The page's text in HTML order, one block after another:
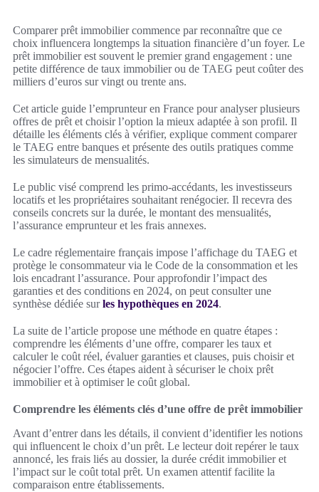
Comparer prêt immobilier commence par reconnaître que ce
choix influencera longtemps la situation financière d’un foyer. Le
prêt immobilier est souvent le premier grand engagement : une
petite différence de taux immobilier ou de TAEG peut coûter des
milliers d’euros sur vingt ou trente ans.
Cet article guide l’emprunteur en France pour analyser plusieurs
offres de prêt et choisir l’option la mieux adaptée à son profil. Il
détaille les éléments clés à vérifier, explique comment comparer
le TAEG entre banques et présente des outils pratiques comme
les simulateurs de mensualités.
Le public visé comprend les primo-accédants, les investisseurs
locatifs et les propriétaires souhaitant renégocier. Il recevra des
conseils concrets sur la durée, le montant des mensualités,
l’assurance emprunteur et les frais annexes.
Le cadre réglementaire français impose l’affichage du TAEG et
protège le consommateur via le Code de la consommation et les
lois encadrant l’assurance. Pour approfondir l’impact des
garanties et des conditions en 2024, on peut consulter une
synthèse dédiée surles hypothèques en 2024.
La suite de l’article propose une méthode en quatre étapes :
comprendre les éléments d’une offre, comparer les taux et
calculer le coût réel, évaluer garanties et clauses, puis choisir et
négocier l’offre. Ces étapes aident à sécuriser le choix prêt
immobilier et à optimiser le coût global.
Comprendre les éléments clés d’une offre de prêt immobilier
Avant d’entrer dans les détails, il convient d’identifier les notions
qui influencent le choix d’un prêt. Le lecteur doit repérer le taux
annoncé, les frais liés au dossier, la durée crédit immobilier et
l’impact sur le coût total prêt. Un examen attentif facilite la
comparaison entre établissements.